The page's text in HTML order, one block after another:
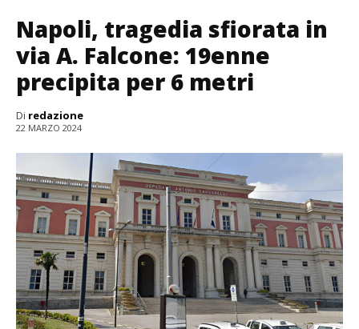
Napoli, tragedia sfiorata in
via A. Falcone: 19enne
precipita per 6 metri
Di redazione
22 MARZO 2024